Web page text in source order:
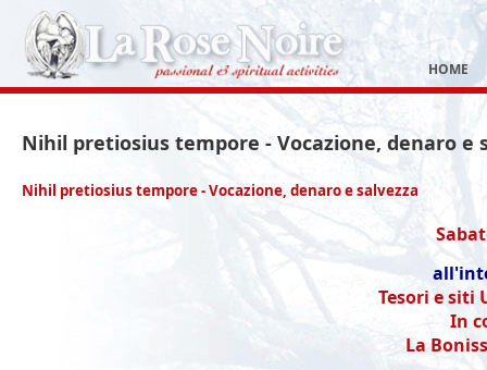
HOME
Nihil pretiosius tempore - Vocazione, denaro e
Nihil pretiosius tempore - Vocazione, denaro e salvezza
Tesori e siti
In
La